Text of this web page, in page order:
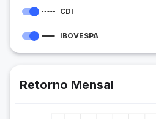
CDI
IBOVESPA
Retorno Mensal